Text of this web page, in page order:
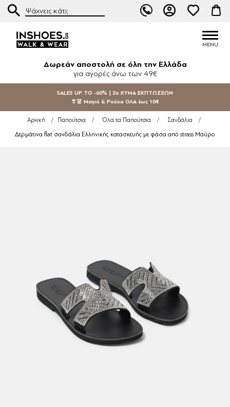
Δωρεάν αποστολή σε όλη την Ελλάδα
για αγορές άνω των 49€
SALES UP TO -60% | 2ο ΚΥΜΑ ΕΚΠΤΩΣΕΩΝ
👙👗 Μαγιό & Ρούχα ΟΛΑ έως 10€
Αρχική / Παπούτσια / Όλα τα Παπούτσια / Σανδάλια /
Δερμάτινα flat σανδάλια Ελληνικής κατασκευής με φάσα από strass Μαύρο